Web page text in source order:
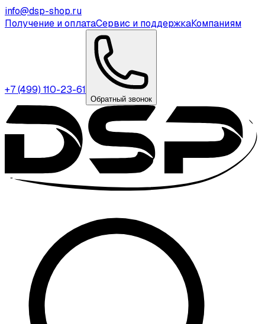
info@dsp-shop.ru
Получение и оплатаСервис и поддержкаКомпаниям
+7 (499) 110-23-61
Обратный звонок